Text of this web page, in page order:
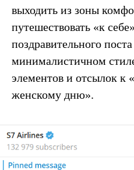
выходить из зоны
путешествовать «к
поздравительного
минималистичном
элементов и отсылок
женскому дню».